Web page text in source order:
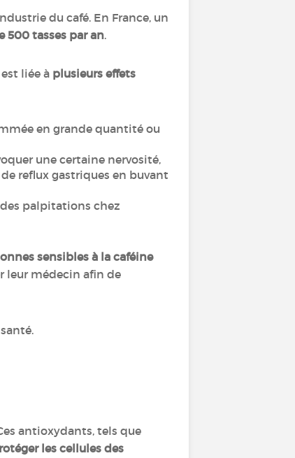
du café. En France, un
500 tasses par an.
est liée à plusieurs effets
en grande quantité ou
une certaine nervosité,
reflux gastriques en buvant
palpitations chez
sensibles à la caféine
leur médecin afin de
antioxydants, tels que
les cellules des